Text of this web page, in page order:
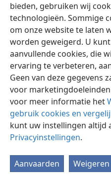
bieden, gebruiken wij
technologieën. Sommige
om onze website te laten
worden geweigerd. U
aanvullende cookies, die
ervaring te verbeteren,
Geen van deze gegevens
voor
voor meer informatie het
gebruik cookies en
kunt uw instellingen altijd
Privacyinstellingen.
Aanvaarden Weigeren
27. (a) Welke actuele
waarschuwing gaf Jezus toen hij
Paulus Jezus’ waarschuwing?
27Nu wij door zo veel
omringd, zijn de volgende
optekent beslist actueel:
Gelukkig is hij die wakker
bewaart, opdat hij niet
schande ziet”(Openbaring
dief”? Jezus zelf, die als
op een onaangekondigd
3:3;2 Petrus 3:10). Toen
vergeleek hij zijn komst
dief komt, en zei: „Waakt